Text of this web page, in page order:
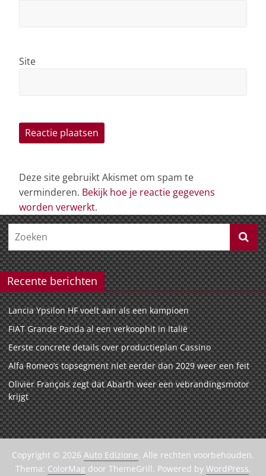
Site
Deze site gebruikt Akismet om spam te
verminderen. Bekijk hoe je reactie gegevens
worden verwerkt.
Recente berichten
Lancia Ypsilon HF voelt aan als een kampioen
FIAT Grande Panda al een verkoophit in Italië
Eerste concrete details over productieplan Cassino
Alfa Romeo’s topsegment niet eerder dan 2029 weer een feit
Olivier François zegt dat Abarth weer een vebrandingsmotor
krijgt
Copyright © 2026 Auto Edizione. Alle rechten voorbehouden.
Thema: ColorMag door ThemeGrill. Powered by WordPress.